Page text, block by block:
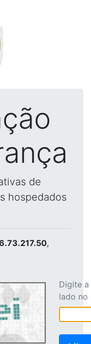
de
hospedados
,
Digite
lado no